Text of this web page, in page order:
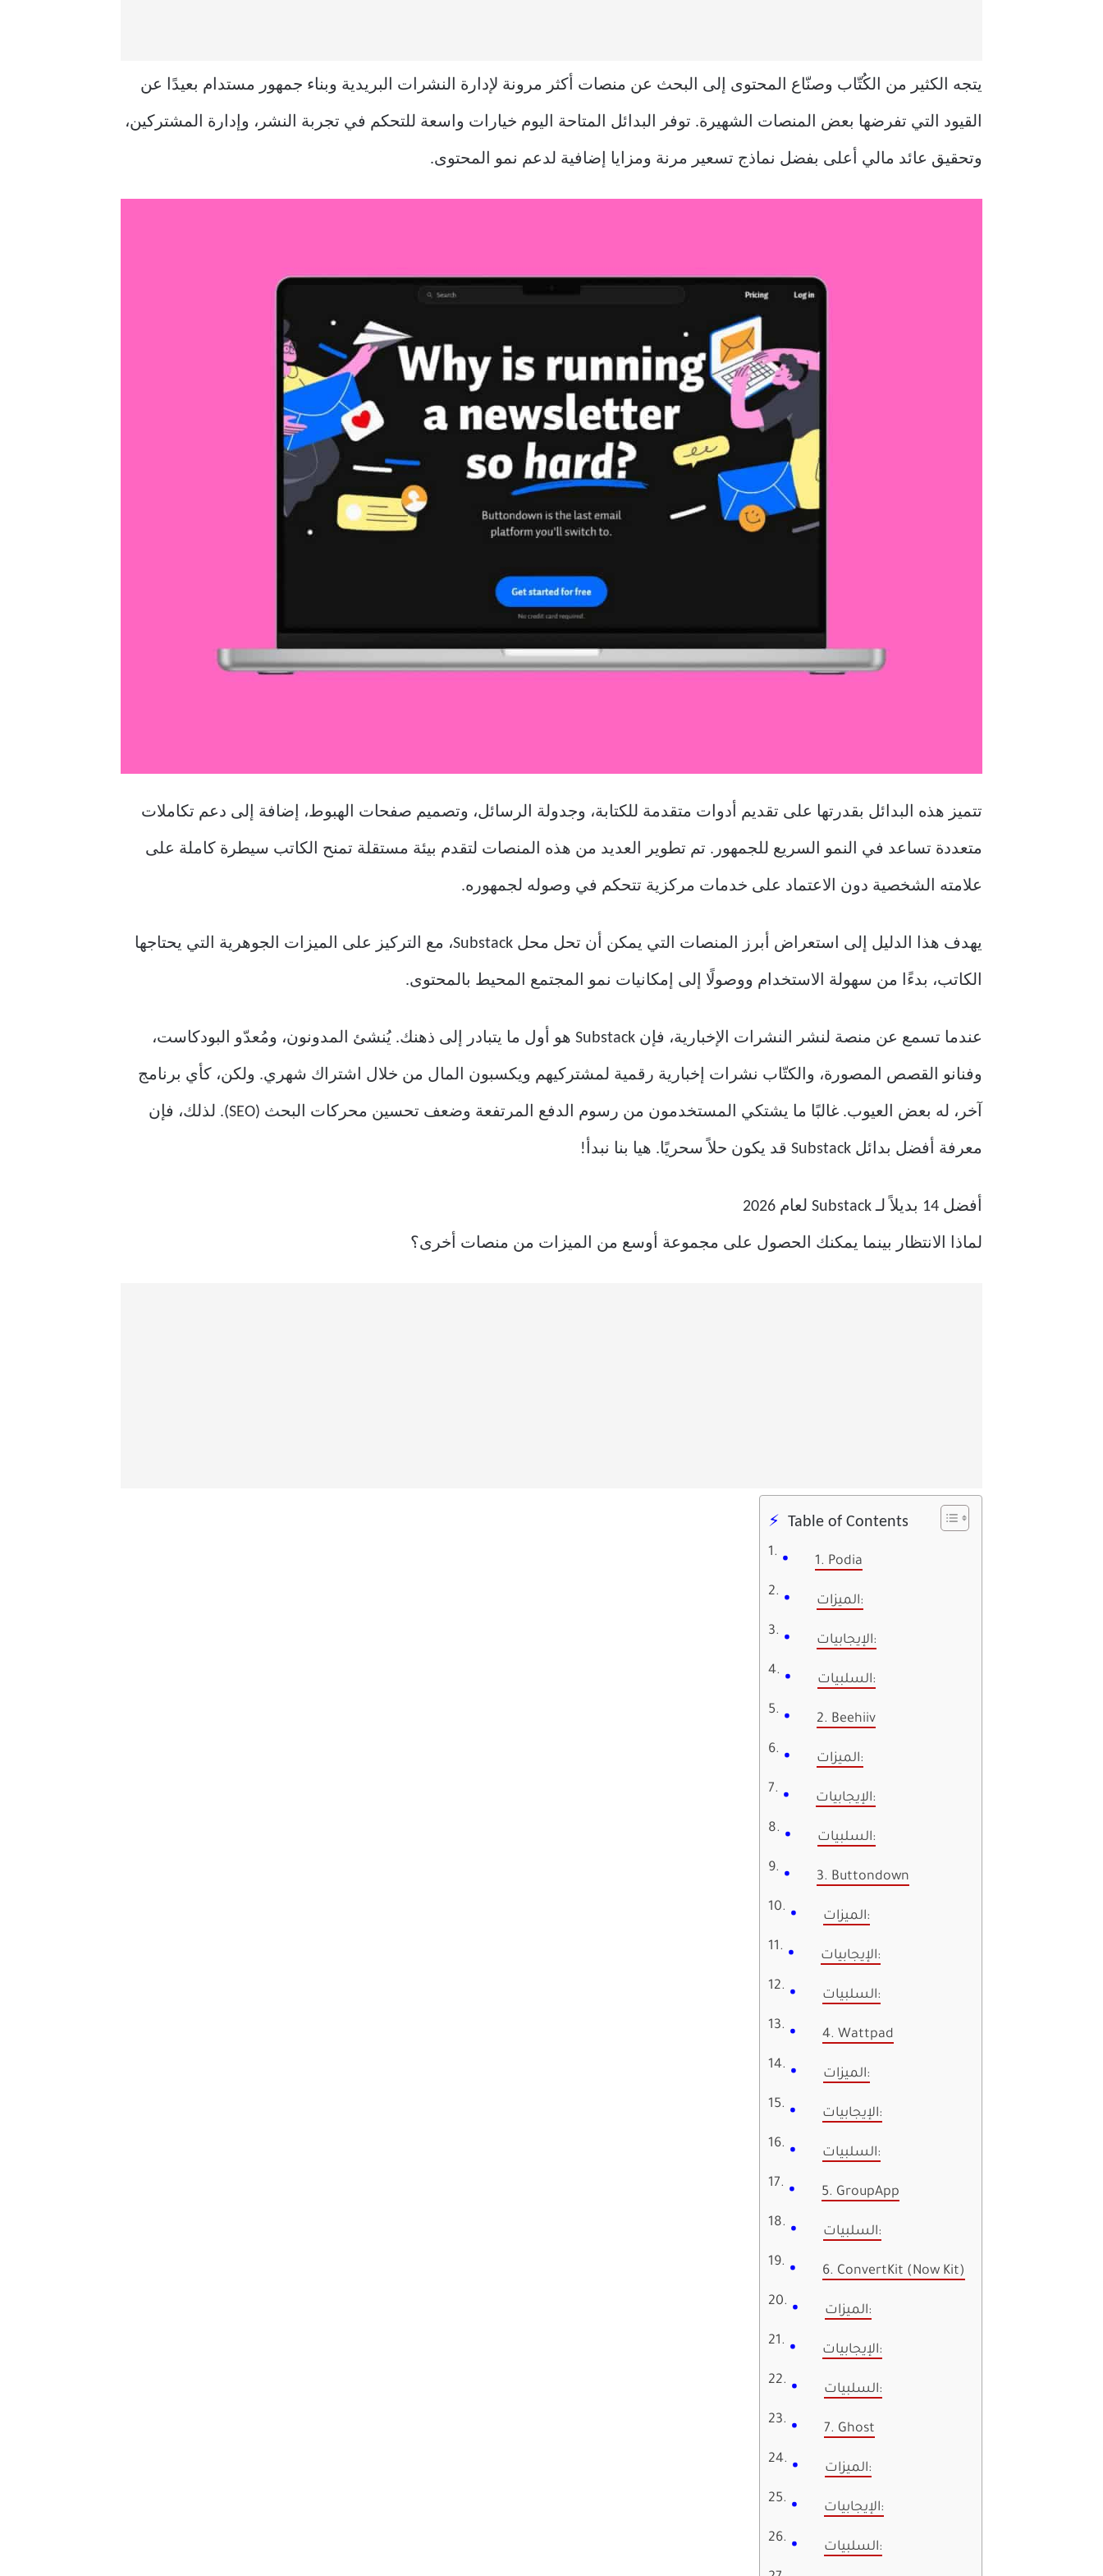
يتجه الكثير من الكُتّاب وصنّاع المحتوى إلى البحث عن منصات أكثر مرونة لإدارة النشرات البريدية وبناء جمهور مستدام بعيدًا عن
القيود التي تفرضها بعض المنصات الشهيرة. توفر البدائل المتاحة اليوم خيارات واسعة للتحكم في تجربة النشر، وإدارة المشتركين،
وتحقيق عائد مالي أعلى بفضل نماذج تسعير مرنة ومزايا إضافية لدعم نمو المحتوى.
تتميز هذه البدائل بقدرتها على تقديم أدوات متقدمة للكتابة، وجدولة الرسائل، وتصميم صفحات الهبوط، إضافة إلى دعم تكاملات
متعددة تساعد في النمو السريع للجمهور. تم تطوير العديد من هذه المنصات لتقدم بيئة مستقلة تمنح الكاتب سيطرة كاملة على
علامته الشخصية دون الاعتماد على خدمات مركزية تتحكم في وصوله لجمهوره.
يهدف هذا الدليل إلى استعراض أبرز المنصات التي يمكن أن تحل محل Substack، مع التركيز على الميزات الجوهرية التي يحتاجها
الكاتب، بدءًا من سهولة الاستخدام ووصولًا إلى إمكانيات نمو المجتمع المحيط بالمحتوى.
عندما تسمع عن منصة لنشر النشرات الإخبارية، فإن Substack هو أول ما يتبادر إلى ذهنك. يُنشئ المدونون، ومُعدّو البودكاست،
وفنانو القصص المصورة، والكتّاب نشرات إخبارية رقمية لمشتركيهم ويكسبون المال من خلال اشتراك شهري. ولكن، كأي برنامج
آخر، له بعض العيوب. غالبًا ما يشتكي المستخدمون من رسوم الدفع المرتفعة وضعف تحسين محركات البحث (SEO). لذلك، فإن
معرفة أفضل بدائل Substack قد يكون حلاً سحريًا. هيا بنا نبدأ!
أفضل 14 بديلاً لـ Substack لعام 2026
لماذا الانتظار بينما يمكنك الحصول على مجموعة أوسع من الميزات من منصات أخرى؟
Table of Contents
1. Podia
الميزات:
الإيجابيات:
السلبيات:
2. Beehiiv
الميزات:
الإيجابيات:
السلبيات:
3. Buttondown
الميزات:
الإيجابيات:
السلبيات:
4. Wattpad
الميزات:
الإيجابيات:
السلبيات:
5. GroupApp
السلبيات:
6. ConvertKit (Now Kit)
الميزات:
الإيجابيات:
السلبيات:
7. Ghost
الميزات:
الإيجابيات:
السلبيات: